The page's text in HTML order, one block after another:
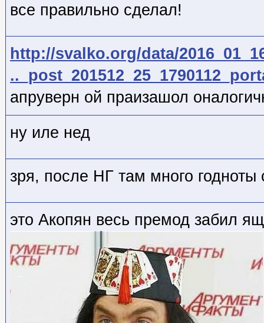
все правильно сделал!
http://svalko.org/data/
апруверн ой праизашол
ну иле нед
зря, после НГ там много годноты
это Акопян весь премод забил